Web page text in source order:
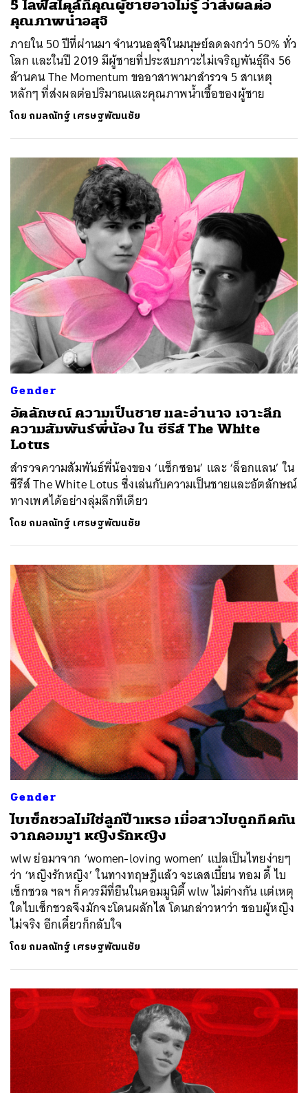
5 ไลฟ์สไตล์ที่คุณผู้ชายอาจไม่รู้ ว่าส่งผลต่อ
คุณภาพน้ำอสุจิ
ภายใน 50 ปีที่ผ่านมา จำนวนอสุจิในมนุษย์ลดลงกว่า 50% ทั่ว
โลก และในปี 2019 มีผู้ชายที่ประสบภาวะไม่เจริญพันธุ์ถึง 56
ล้านคน The Momentum ขออาสาพามาสำรวจ 5 สาเหตุ
หลักๆ ที่ส่งผลต่อปริมาณและคุณภาพน้ำเชื้อของผู้ชาย
โดย กมลณัทฐ์ เศรษฐพัฒนชัย
Gender
อัตลักษณ์ ความเป็นชาย และอำนาจ เจาะลึก
ความสัมพันธ์พี่น้อง ใน ซีรีส์ The White
Lotus
สำรวจความสัมพันธ์พี่น้องของ ‘แซ็กซอน’ และ ‘ล็อกแลน’ ใน
ซีรีส์ The White Lotus ซึ่งเล่นกับความเป็นชายและอัตลักษณ์
ทางเพศได้อย่างลุ่มลึกทีเดียว
โดย กมลณัทฐ์ เศรษฐพัฒนชัย
Gender
ไบเซ็กชวลไม่ใช่ลูกป๊าเหรอ เมื่อสาวไบถูกกีดกัน
จากคอมมูฯ หญิงรักหญิง
wlw ย่อมาจาก ‘women-loving women’ แปลเป็นไทยง่ายๆ
ว่า​ ‘หญิงรักหญิง’ ในทางทฤษฎีแล้ว จะเลสเบี้ยน ทอม ดี้ ไบ
เซ็กชวล ฯลฯ ก็ควรมีที่ยืนในคอมมูนิตี้ wlw ไม่ต่างกัน แต่เหตุ
ใดไบเซ็กชวลจึงมักจะโดนผลักไส โดนกล่าวหาว่า ชอบผู้หญิง
ไม่จริง อีกเดี๋ยวก็กลับใจ
โดย กมลณัทฐ์ เศรษฐพัฒนชัย